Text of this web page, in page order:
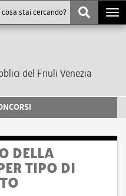
del Friuli Venezia
DELLA
TIPO DI